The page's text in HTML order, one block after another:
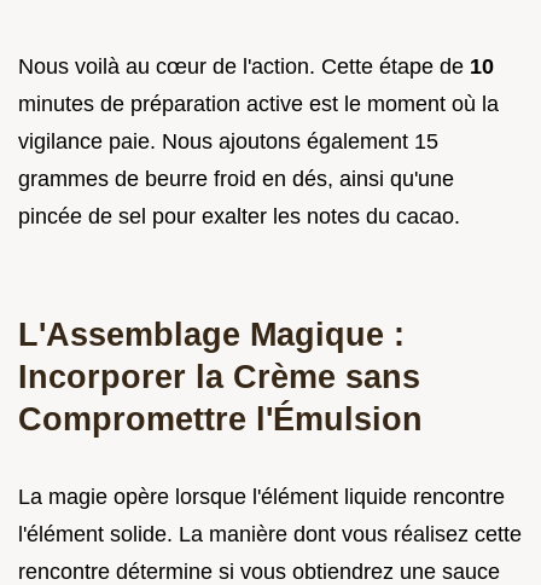
Nous voilà au cœur de l'action. Cette étape de 10
minutes de préparation active est le moment où la
vigilance paie. Nous ajoutons également 15
grammes de beurre froid en dés, ainsi qu'une
pincée de sel pour exalter les notes du cacao.
L'Assemblage Magique :
Incorporer la Crème sans
Compromettre l'Émulsion
La magie opère lorsque l'élément liquide rencontre
l'élément solide. La manière dont vous réalisez cette
rencontre détermine si vous obtiendrez une sauce